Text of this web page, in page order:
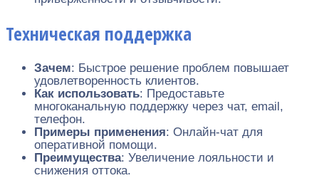
Техническая поддержка
Зачем: Быстрое решение проблем повышает
удовлетворенность клиентов.
Как использовать: Предоставьте
многоканальную поддержку через чат, email,
телефон.
Примеры применения: Онлайн-чат для
оперативной помощи.
Преимущества: Увеличение лояльности и
снижения оттока.